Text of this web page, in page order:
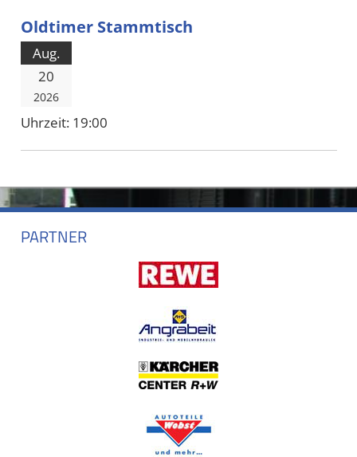
Oldtimer Stammtisch
Aug.
20
2026
Uhrzeit: 19:00
PARTNER